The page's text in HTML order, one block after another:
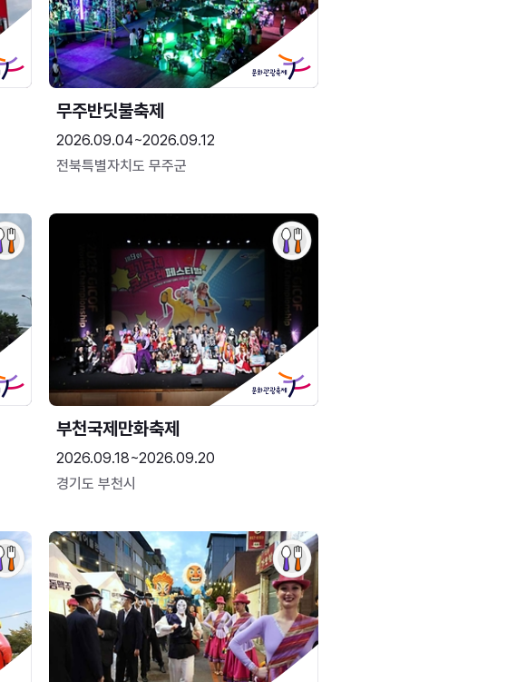
무주반딧불축제
2026.09.04~2026.09.12
전북특별자치도 무주군
부천국제만화축제
2026.09.18~2026.09.20
경기도 부천시